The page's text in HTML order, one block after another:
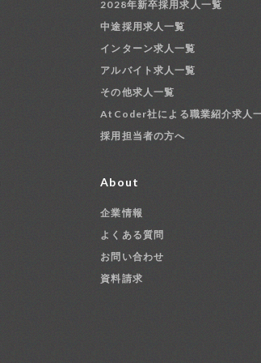
2028年新卒採用求人一覧
中途採用求人一覧
インターン求人一覧
アルバイト求人一覧
その他求人一覧
AtCoder社による職業紹介求人
採用担当者の方へ
About
企業情報
よくある質問
お問い合わせ
資料請求